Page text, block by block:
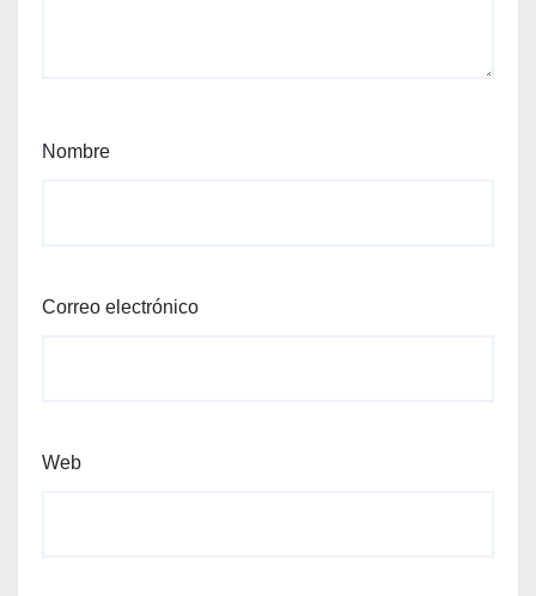
Nombre
Correo electrónico
Web